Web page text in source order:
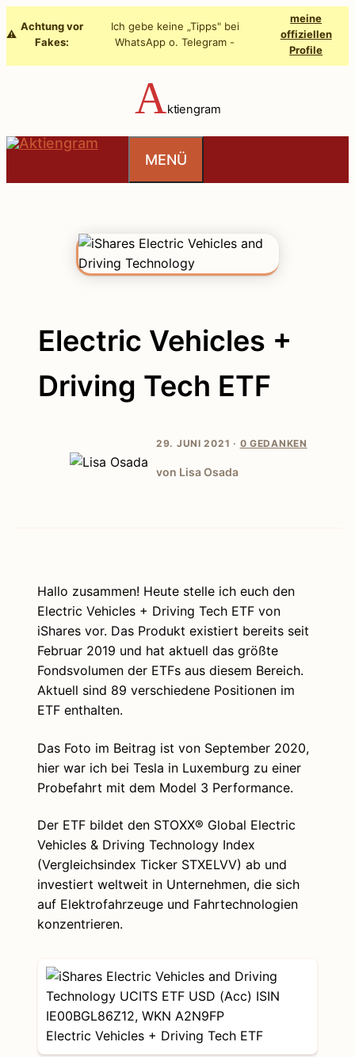
Inhalt
⚠️
Achtung vor
Fakes:
Ich gebe keine „Tipps" bei
WhatsApp o. Telegram -
meine
offiziellen
Profile
Aktiengram
MENÜ
Electric Vehicles +
Driving Tech ETF
29. JUNI 2021 · 0 GEDANKEN
von Lisa Osada
Hallo zusammen! Heute stelle ich euch den
Electric Vehicles + Driving Tech ETF von
iShares vor. Das Produkt existiert bereits seit
Februar 2019 und hat aktuell das größte
Fondsvolumen der ETFs aus diesem Bereich.
Aktuell sind 89 verschiedene Positionen im
ETF enthalten.
Das Foto im Beitrag ist von September 2020,
hier war ich bei Tesla in Luxemburg zu einer
Probefahrt mit dem Model 3 Performance.
Der ETF bildet den STOXX® Global Electric
Vehicles & Driving Technology Index
(Vergleichsindex Ticker STXELVV) ab und
investiert weltweit in Unternehmen, die sich
auf Elektrofahrzeuge und Fahrtechnologien
konzentrieren.
Electric Vehicles + Driving Tech ETF